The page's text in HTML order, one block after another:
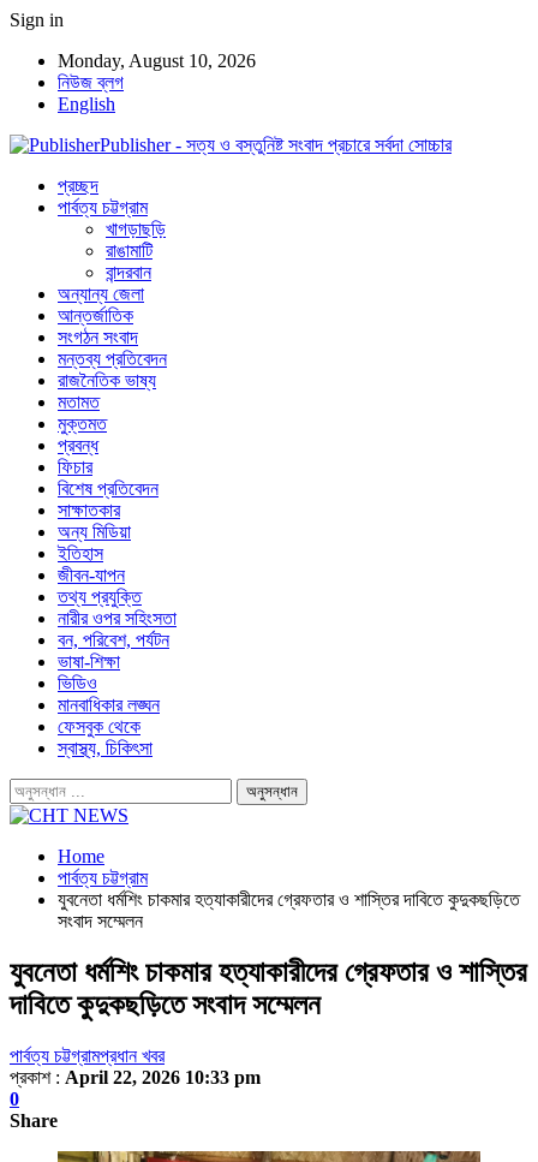
Sign in
Monday, August 10, 2026
নিউজ ব্লগ
English
Publisher - সত্য ও বস্তুনিষ্ট সংবাদ প্রচারে সর্বদা সোচ্চার
প্রচ্ছদ
পার্বত্য চট্টগ্রাম
খাগড়াছড়ি
রাঙামাটি
বান্দরবান
অন্যান্য জেলা
আন্তর্জাতিক
সংগঠন সংবাদ
মন্তব্য প্রতিবেদন
রাজনৈতিক ভাষ্য
মতামত
মুক্তমত
প্রবন্ধ
ফিচার
বিশেষ প্রতিবেদন
সাক্ষাতকার
অন্য মিডিয়া
ইতিহাস
জীবন-যাপন
তথ্য প্রযুক্তি
নারীর ওপর সহিংসতা
বন, পরিবেশ, পর্যটন
ভাষা-শিক্ষা
ভিডিও
মানবাধিকার লঙ্ঘন
ফেসবুক থেকে
স্বাস্থ্য, চিকিৎসা
Home
পার্বত্য চট্টগ্রাম
যুবনেতা ধর্মশিং চাকমার হত্যাকারীদের গ্রেফতার ও শাস্তির দাবিতে কুদুকছড়িতে
সংবাদ সম্মেলন
যুবনেতা ধর্মশিং চাকমার হত্যাকারীদের গ্রেফতার ও শাস্তির
দাবিতে কুদুকছড়িতে সংবাদ সম্মেলন
পার্বত্য চট্টগ্রামপ্রধান খবর
প্রকাশ : April 22, 2026 10:33 pm
0
Share